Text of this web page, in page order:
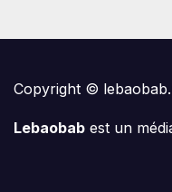
Copyright ©
Lebaobab est un